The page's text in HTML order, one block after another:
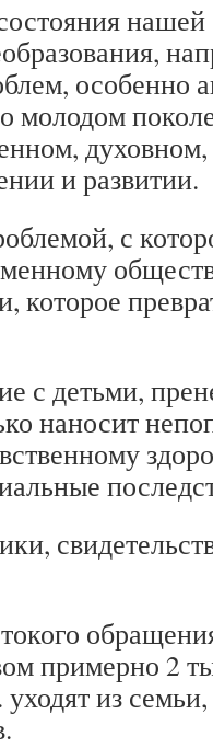
нашей
особенно
молодом
и развитии.
с
которое
с детьми,
наносит
примерно 2
уходят из